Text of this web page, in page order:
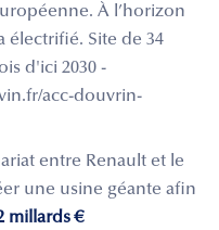
À l’horizon
électrifié. Site de 34
d'ici 2030 -
acc-douvrin-
entre Renault et le
une usine géante afin
millards €